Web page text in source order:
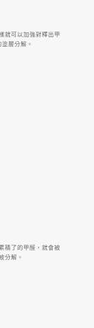
就可以加強對釋出甲
層分解。
積了的甲醛，就會被
分解。